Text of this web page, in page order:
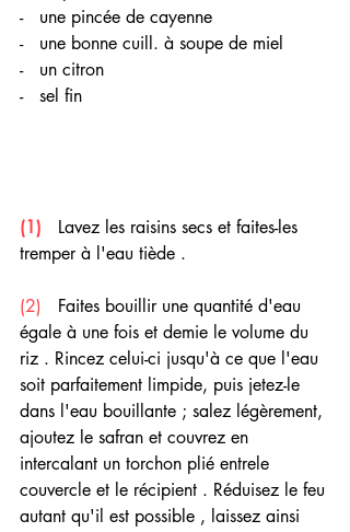
-   une pincée de cayenne
-   une bonne cuill. à soupe de miel
-   un citron
-   sel fin
(1)
  Lavez les raisins secs et faites-les
tremper à l'eau tiède .
(2)
   Faites bouillir une quantité d'eau
égale à une fois et demie le volume du
riz . Rincez celui-ci jusqu'à ce que l'eau
soit parfaitement limpide, puis jetez-le
dans l'eau bouillante ; salez légèrement,
ajoutez le safran et couvrez en
intercalant un torchon plié entrele
couvercle et le récipient . Réduisez le feu
autant qu'il est possible , laissez ainsi